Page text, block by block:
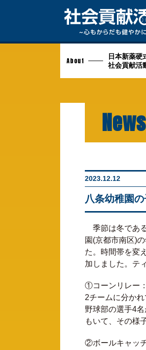
About
日本新薬硬
社会貢献活
News
2023.12.12
八条幼稚園
季節は冬であ
園 (京都市南区)
た。時間帯を変
加しました。テ
①コーンリレー
2チームに分か
野球部の選手4名
もいて、その様
②ボールキャッ